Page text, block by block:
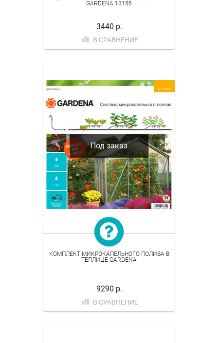
GARDENA 13156
3440 р.
В СРАВНЕНИЕ
Под заказ
КОМПЛЕКТ МИКРОКАПЕЛЬНОГО ПОЛИВА В
ТЕПЛИЦЕ GARDENA
9290 р.
В СРАВНЕНИЕ